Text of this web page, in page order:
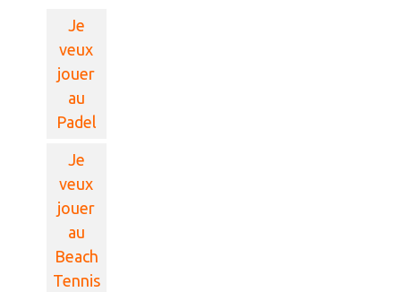
Je
veux
jouer
au
Padel
Je
veux
jouer
au
Beach
Tennis